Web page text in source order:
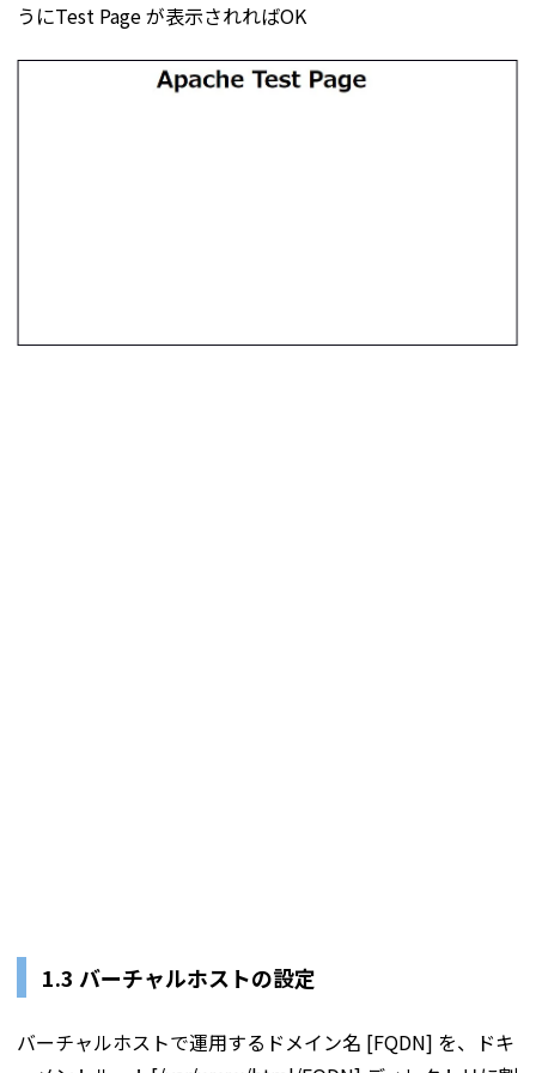
うにTest Page が表示されればOK
1.3 バーチャルホストの設定
バーチャルホストで運用するドメイン名 [FQDN] を、ドキ